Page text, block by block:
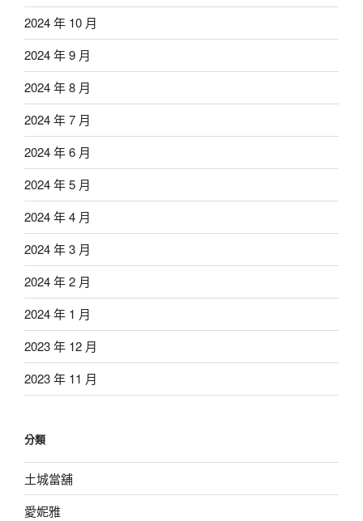
2024 年 10 月
2024 年 9 月
2024 年 8 月
2024 年 7 月
2024 年 6 月
2024 年 5 月
2024 年 4 月
2024 年 3 月
2024 年 2 月
2024 年 1 月
2023 年 12 月
2023 年 11 月
分類
土城當舖
愛妮雅